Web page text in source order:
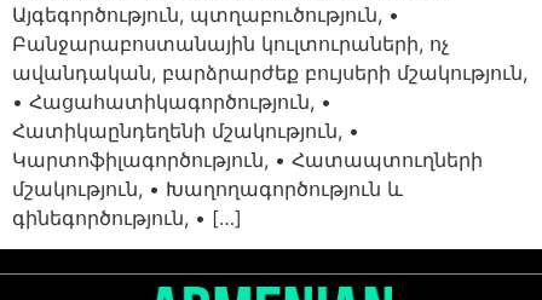
Այգեգործություն, պտղաբուծություն, •
Բանջարաբոստանային կուլտուրաների, ոչ
ավանդական, բարձրարժեք բույսերի մշակություն,
• Հացահատիկագործություն, •
Հատիկաընդեղենի մշակություն, •
Կարտոֆիլագործություն, • Հատապտուղների
մշակություն, • Խաղողագործություն և
գինեգործություն, • […]